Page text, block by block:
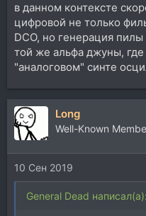
в данном контексте
цифровой не только
DCO, но генерация пилы
той же альфа джуны, где
"аналоговом" синте
Long
Well-Known
10 Сен 2019
General Dead написал(а):